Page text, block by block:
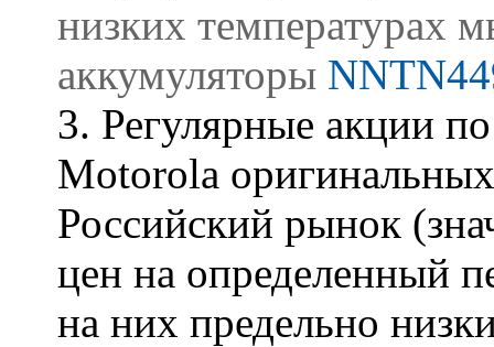
низких температурах
аккумуляторы
3. Регулярные акции
Motorola
Российский рынок
цен на определенный
на них предельно